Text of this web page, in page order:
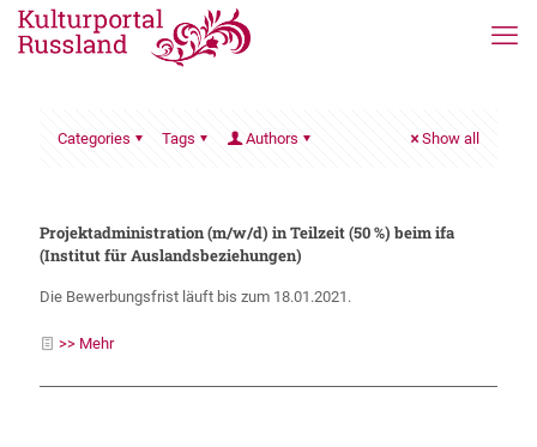
Categories Tags Authors Show all
Projektadministration (m/w/d) in Teilzeit (50 %) beim ifa
(Institut für Auslandsbeziehungen)
Die Bewerbungsfrist läuft bis zum 18.01.2021.
>> Mehr